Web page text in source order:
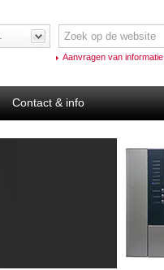
Aanvragen van informatie
Contact & info